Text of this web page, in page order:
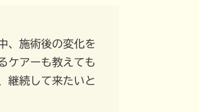
、施術後の変化を
ケアーも教えても
継続して来たいと